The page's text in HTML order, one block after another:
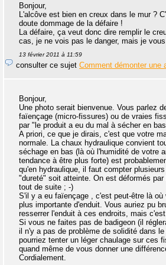
Bonjour,
L'alcôve est bien en creux dans le mur ?
doute dommage de la défaire !
La défaire, ça veut donc dire remplir le
cas, je ne vois pas le danger, mais je
13 février 2011 à 11:59
consulter ce sujet Comment démonter une
Bonjour,
Une photo serait bienvenue. Vous parlez
faïençage (micro-fissures) ou de vraies
par "le produit a eu du mal à sécher en
A priori, ce que je dirais, c'est que votre
normale. La chaux hydraulique convient
séchage en bas (là où l'humidité de votre
tendance à être plus forte) est
qu'en hydraulique, il faut compter
"dureté" soit atteinte. On est déformés
tout de suite ; -)
S'il y a eu faïençage , c'est peut-être là où
plus importante d'enduit. Vous auriez pu
resserrer l'enduit à ces endroits, mais
Si vous ne faites pas de badigeon (il
il n'y a pas de problème de solidité dans
pourriez tenter un léger chaulage sur ces
quand même de vous donner une
Cordialement.